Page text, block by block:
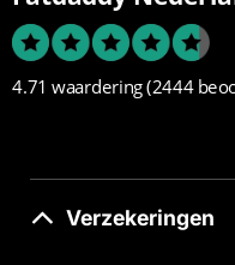
4.71 waardering(2444
Verzekeringen